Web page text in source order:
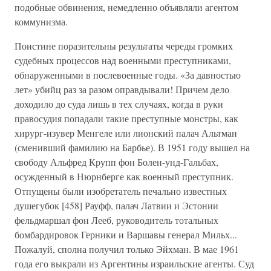
подобные обвинения, немедленно объявляли агентом
коммунизма.
Поистине поразительны результаты череды громких
судебных процессов над военными преступниками,
обнаруженными в послевоенные годы. «За давностью
лет» убийц раз за разом оправдывали! Причем дело
доходило до суда лишь в тех случаях, когда в руки
правосудия попадали такие преступные монстры, как
хирург-изувер Менгеле или лионский палач Альтман
(сменивший фамилию на Барбье). В 1951 году вышел на
свободу Альфред Крупп фон Болен-унд-Гальбах,
осужденный в Нюрнберге как военный преступник.
Отпущены были изобретатель печально известных
душегубок [458] Рауфф, палач Латвии и Эстонии
фельдмаршал фон Лееб, руководитель тотальных
бомбардировок Герники и Варшавы генерал Мильх...
Пожалуй, сполна получил только Эйхман. В мае 1961
года его выкрали из Аргентины израильские агенты. Суд